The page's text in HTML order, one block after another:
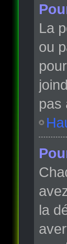
La
ou
pas
la